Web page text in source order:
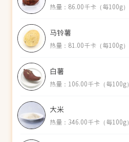
热量：86.00千卡（每100g）
马铃薯
热量：81.00千卡（每100g）
白薯
热量：106.00千卡（每100g）
大米
热量：346.00千卡（每100g）